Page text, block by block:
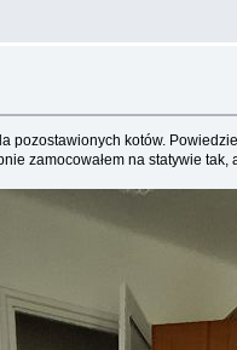
kotów.
zamocowałem na statywie